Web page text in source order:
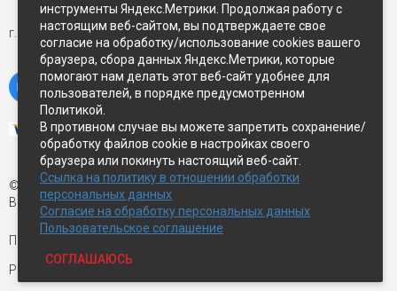
г. Петропавловск-Камчатский,ул Восточное-шоссе, д.5
© Экспострой, 2026 г.
Все права защищены
Письмо директору:
Разработка сайта —
инструменты Яндекс.Метрики. Продолжая работу с
настоящим веб-сайтом, вы подтверждаете свое
согласие на обработку/использование cookies вашего
браузера, сбора данных Яндекс.Метрики, которые
помогают нам делать этот веб-сайт удобнее для
пользователей, в порядке предусмотренном
Политикой.
В противном случае вы можете запретить сохранение/
обработку файлов cookie в настройках своего
браузера или покинуть настоящий веб-сайт.
Ссылка на политику в отношении обработки
персональных данных
Согласие на обработку персональных данных
Пользовательское соглашение
СОГЛАШАЮСЬ